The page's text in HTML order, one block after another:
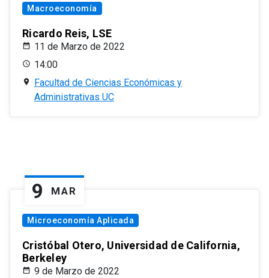
Macroeconomía
Ricardo Reis, LSE
11 de Marzo de 2022
14:00
Facultad de Ciencias Económicas y
Administrativas UC
9 MAR
Microeconomía Aplicada
Cristóbal Otero, Universidad de California,
Berkeley
9 de Marzo de 2022